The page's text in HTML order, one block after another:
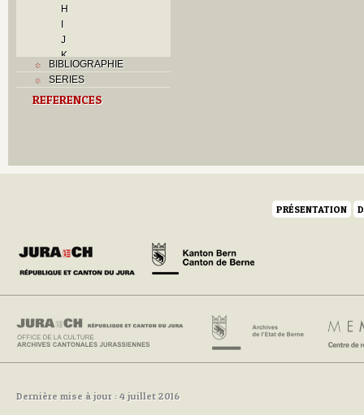
H
I
J
K
L
M
N
Y
Z
BIBLIOGRAPHIE
SERIES
REFERENCES
PRÉSENTATION
Dernière mise à jour : 4 juillet 2016